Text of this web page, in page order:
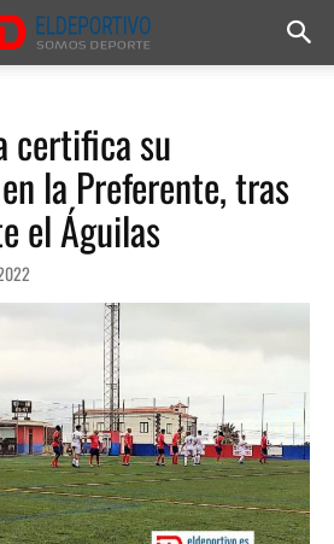
certifica su
la Preferente, tras
el Águilas